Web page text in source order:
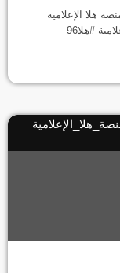
هلا الإعلامية